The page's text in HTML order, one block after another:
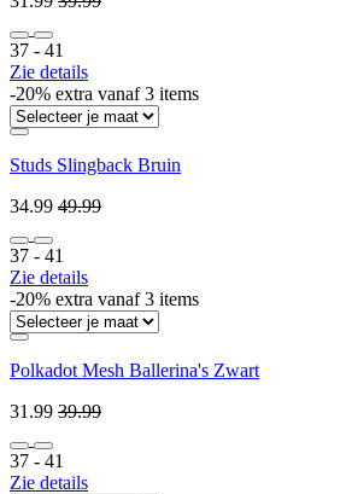
37 ‐ 41
Zie details
-20% extra vanaf 3 items
Studs Slingback Bruin
34.99 49.99
37 ‐ 41
Zie details
-20% extra vanaf 3 items
Polkadot Mesh Ballerina's Zwart
31.99 39.99
37 ‐ 41
Zie details